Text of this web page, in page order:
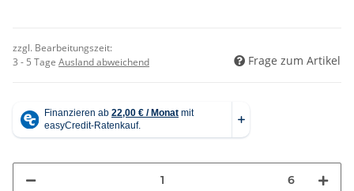
zzgl. Bearbeitungszeit:
3 - 5 Tage Ausland abweichend Frage zum Artikel
6